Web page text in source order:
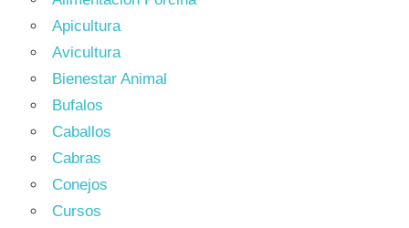
Apicultura
Avicultura
Bienestar Animal
Bufalos
Caballos
Cabras
Conejos
Cursos